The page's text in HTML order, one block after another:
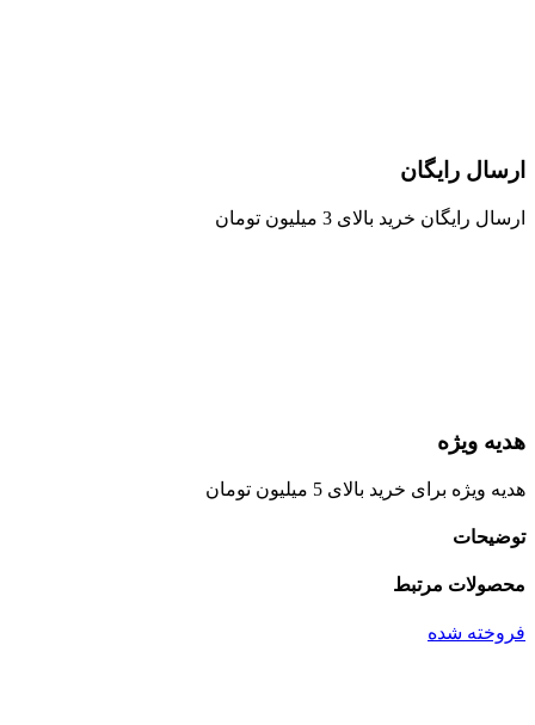
ارسال رایگان
ارسال رایگان خرید بالای 3 میلیون تومان
هدیه ویژه
هدیه ویژه برای خرید بالای 5 میلیون تومان
توضیحات
محصولات مرتبط
فروخته شده